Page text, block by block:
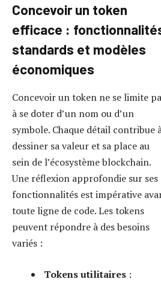
Permettent l’accès à un
service ou à une application
utilisés par iExec pour la
puissance de calcul
Tokens de sécurité:
Représentent des actifs
financiers ou des parts
d’entreprises, soumis à des
régulations plus strictes.
Tokens de gouvernance:
Donnent la possibilité à
leurs détenteurs
populaire chez les projets